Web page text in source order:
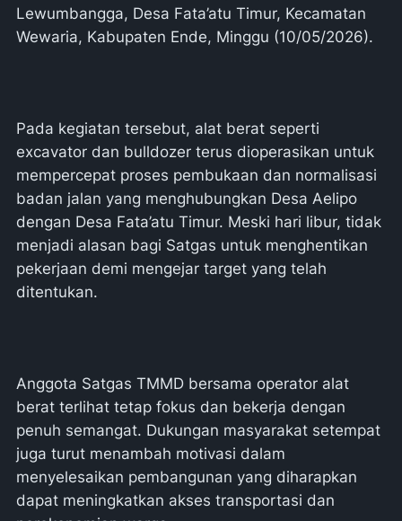
Lewumbangga, Desa Fata’atu Timur, Kecamatan
Wewaria, Kabupaten Ende, Minggu (10/05/2026).
Pada kegiatan tersebut, alat berat seperti
excavator dan bulldozer terus dioperasikan untuk
mempercepat proses pembukaan dan normalisasi
badan jalan yang menghubungkan Desa Aelipo
dengan Desa Fata’atu Timur. Meski hari libur, tidak
menjadi alasan bagi Satgas untuk menghentikan
pekerjaan demi mengejar target yang telah
ditentukan.
Anggota Satgas TMMD bersama operator alat
berat terlihat tetap fokus dan bekerja dengan
penuh semangat. Dukungan masyarakat setempat
juga turut menambah motivasi dalam
menyelesaikan pembangunan yang diharapkan
dapat meningkatkan akses transportasi dan